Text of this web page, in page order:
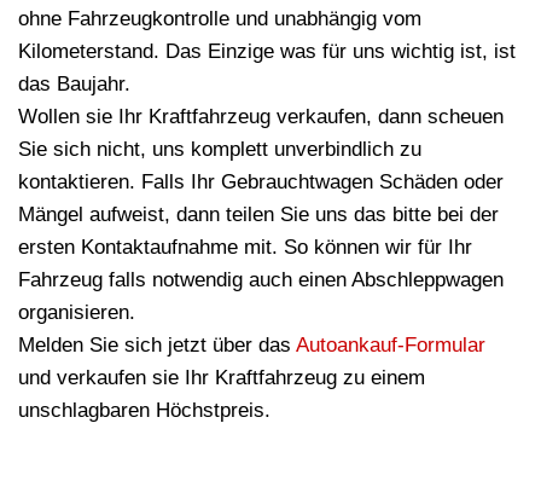
ohne Fahrzeugkontrolle und unabhängig vom
Kilometerstand. Das Einzige was für uns wichtig ist, ist
das Baujahr.
Wollen sie Ihr Kraftfahrzeug verkaufen, dann scheuen
Sie sich nicht, uns komplett unverbindlich zu
kontaktieren. Falls Ihr Gebrauchtwagen Schäden oder
Mängel aufweist, dann teilen Sie uns das bitte bei der
ersten Kontaktaufnahme mit. So können wir für Ihr
Fahrzeug falls notwendig auch einen Abschleppwagen
organisieren.
Melden Sie sich jetzt über das Autoankauf-Formular
und verkaufen sie Ihr Kraftfahrzeug zu einem
unschlagbaren Höchstpreis.